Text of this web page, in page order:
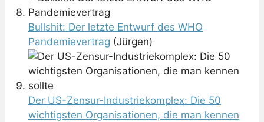
Bullshit: Der letzte Entwurf des WHO
Pandemievertrag (Jürgen)
Der US-Zensur-Industriekomplex: Die 50
wichtigsten Organisationen, die man kennen